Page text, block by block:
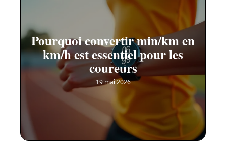
Pourquoi convertir min/km en
km/h est essentiel pour les
coureurs
19 mai 2026